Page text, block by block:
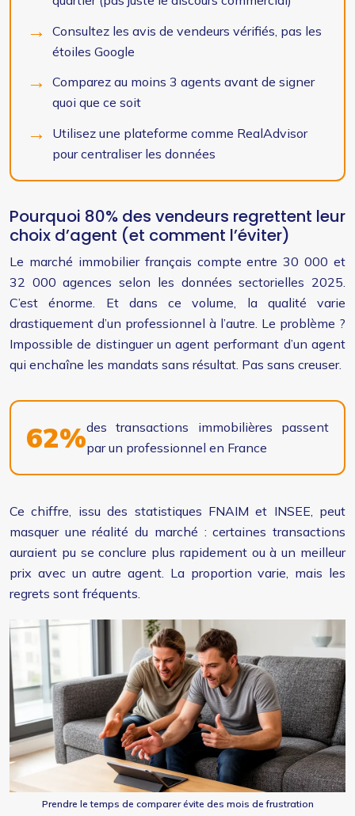
Consultez les avis de vendeurs vérifiés, pas les
étoiles Google
Comparez au moins 3 agents avant de signer
quoi que ce soit
Utilisez une plateforme comme RealAdvisor
pour centraliser les données
Pourquoi 80% des vendeurs regrettent leur
choix d’agent (et comment l’éviter)
Le marché immobilier français compte entre 30 000 et
32 000 agences selon les données sectorielles 2025.
C’est énorme. Et dans ce volume, la qualité varie
drastiquement d’un professionnel à l’autre. Le problème ?
Impossible de distinguer un agent performant d’un agent
qui enchaîne les mandats sans résultat. Pas sans creuser.
62%des transactions immobilières passent
par un professionnel en France
Ce chiffre, issu des statistiques FNAIM et INSEE, peut
masquer une réalité du marché : certaines transactions
auraient pu se conclure plus rapidement ou à un meilleur
prix avec un autre agent. La proportion varie, mais les
regrets sont fréquents.
Prendre le temps de comparer évite des mois de frustration